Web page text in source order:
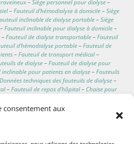
consentement aux
–Siège personnel pour dialyse–
–Fauteuil d’hémodialyse à domicile–Siège
inclinable de dialyse portable–Siège
Fauteuil inclinable pour dialyse à domicile–
–Fauteuil de dialyse transportable–Fauteuil
d’hémodialyse portable–Fauteuil de
–Fauteuil de transport médical–
de dialyse–Fauteuil de dialyse pour
pour patients en dialyse–Fauteuils
Données techniques des fauteuils de dialyse–
–Fauteuil de repos d’hôpital– Chaise pour
EEG–Fauteuil d’hémodialyse avec
avec balance
chaise de dialyse